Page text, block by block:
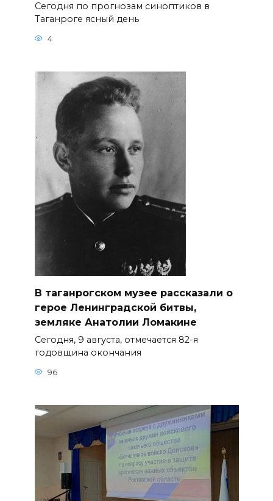
Сегодня по прогнозам синоптиков в
Таганроге ясный день
4
В таганрогском музее рассказали о
герое Ленинградской битвы,
земляке Анатолии Ломакине
Сегодня, 9 августа, отмечается 82-я
годовщина окончания
96